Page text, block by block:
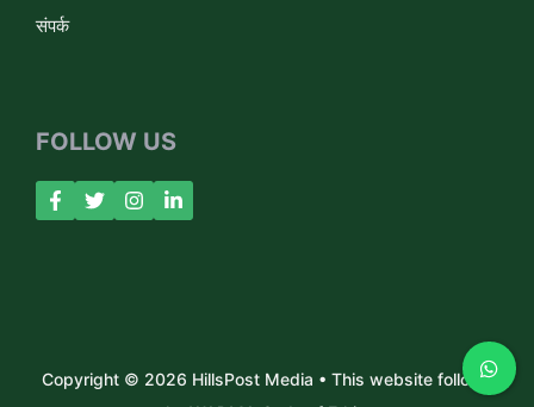
संपर्क
FOLLOW US
Copyright © 2026 HillsPost Media • This website follows